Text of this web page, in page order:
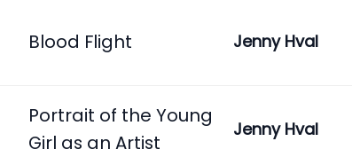
Blood Flight Jenny Hval
Portrait of the Young
Girl as an Artist
Jenny Hval